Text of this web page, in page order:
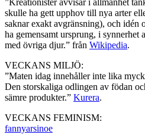
skulle ha gett upphov till nya arter
saknar exakt avgränsning), och
ha gemensamt ursprung, i synnerhet
med övriga djur.” från Wikipedia.
VECKANS MILJÖ:
”Maten idag innehåller inte lika
Den storskaliga odlingen av födan
sämre produkter.” Kurera.
VECKANS FEMINISM:
fannyarsinoe